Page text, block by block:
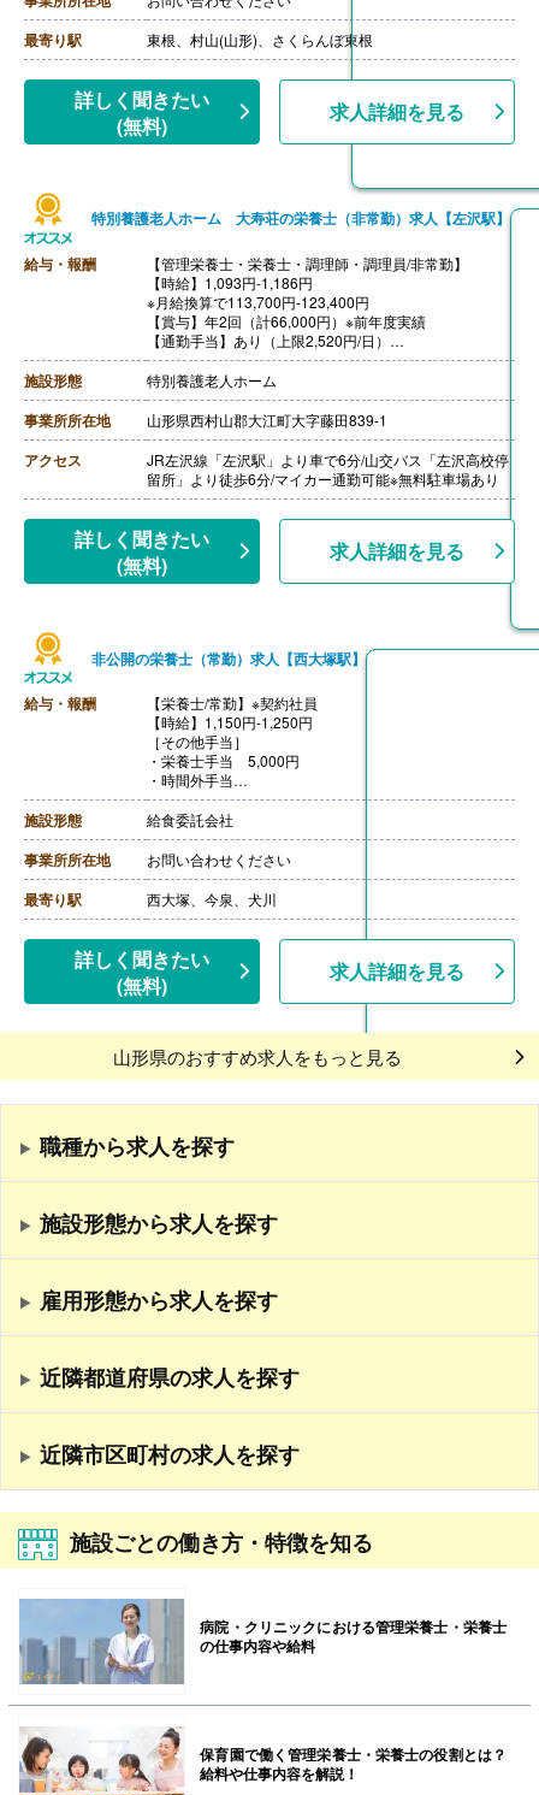
・セカンドチーフ手当 10,000円
・配偶者手当 5,000円（世帯主に限る）
・扶養手当 3,000円
【賞与】あり
【通勤手当】あり（全額支給）※2km以上
【昇給】あり
最寄り駅 東根、村山(山形)、さくらんぼ東根
詳しく聞きたい
(無料)
求人詳細を見る
特別養護老人ホーム 大寿荘の栄養士（非常勤）求人【左沢駅】
給与・報酬
【管理栄養士・栄養士・調理師・調理員/非常勤】
【時給】1,093円-1,186円
※月給換算で113,700円-123,400円
【賞与】年2回（計66,000円）※前年度実績
【通勤手当】あり（上限2,520円/日）
【昇給】あり（1月あたり1,600円-）※前年度実績
【退職金】なし
施設形態 特別養護老人ホーム
事業所所在地 山形県西村山郡大江町大字藤田839-1
アクセス
JR左沢線「左沢駅」より車で6分/山交バス「左沢高校停
留所」より徒歩6分/マイカー通勤可能※無料駐車場あり
詳しく聞きたい
(無料)
求人詳細を見る
非公開の栄養士（常勤）求人【西大塚駅】
給与・報酬
【栄養士/常勤】※契約社員
【時給】1,150円-1,250円
［その他手当］
・栄養士手当 5,000円
・時間外手当
・休日出勤手当
【賞与】あり
【通勤手当】あり
施設形態 給食委託会社
事業所所在地 お問い合わせください
最寄り駅 西大塚、今泉、犬川
詳しく聞きたい
(無料)
求人詳細を見る
山形県のおすすめ求人をもっと見る
職種から求人を探す
施設形態から求人を探す
雇用形態から求人を探す
近隣都道府県の求人を探す
近隣市区町村の求人を探す
施設ごとの働き方・特徴を知る
病院・クリニックにおける管理栄養士・栄養士
の仕事内容や給料
保育園で働く管理栄養士・栄養士の役割とは？
給料や仕事内容を解説！